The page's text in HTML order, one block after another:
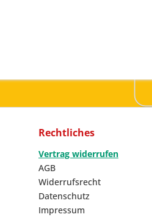
Rechtliches
Vertrag widerrufen
AGB
Widerrufsrecht
Datenschutz
Impressum